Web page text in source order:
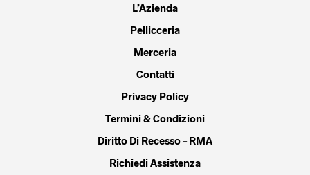
L’Azienda
Pellicceria
Merceria
Contatti
Privacy Policy
Termini & Condizioni
Diritto Di Recesso – RMA
Richiedi Assistenza